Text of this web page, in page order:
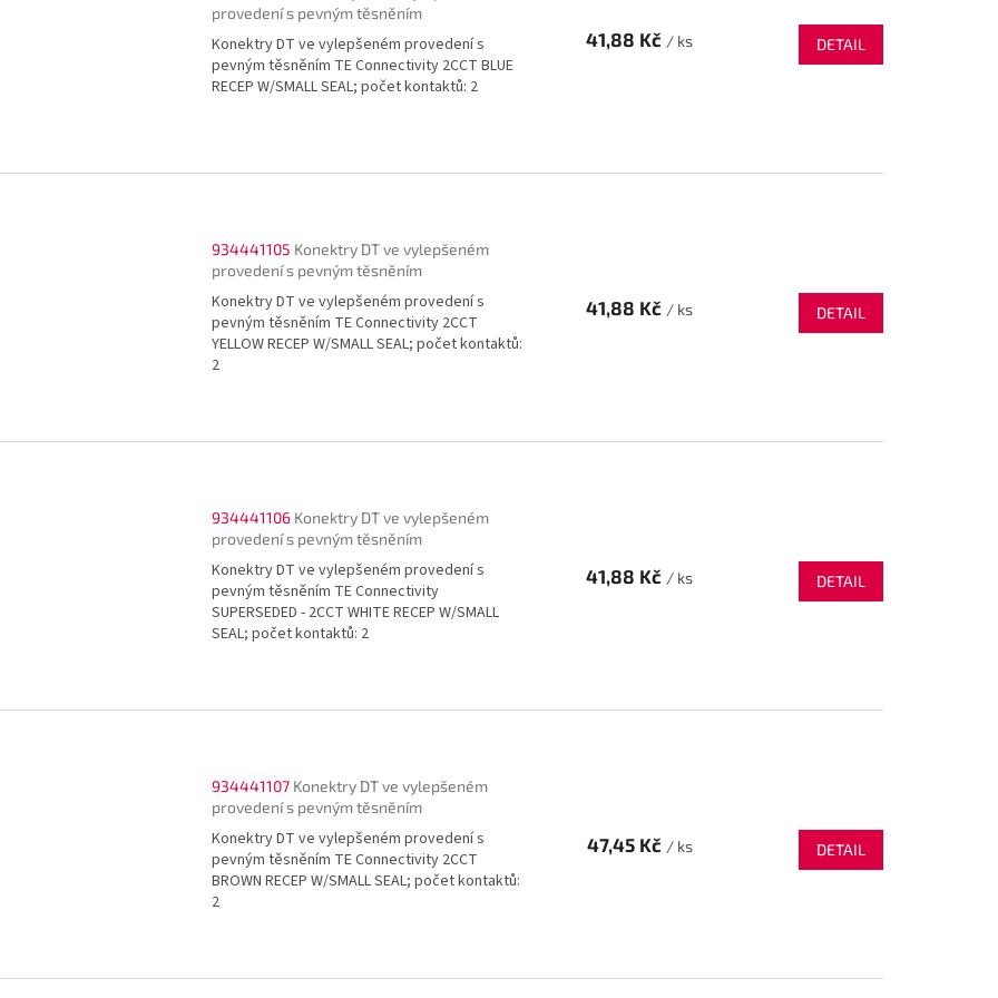
provedení s pevným těsněním
Konektry DT ve vylepšeném provedení s
pevným těsněním TE Connectivity 2CCT BLUE
RECEP W/SMALL SEAL; počet kontaktů: 2
41,88 Kč / ks DETAIL
934441105 Konektry DT ve vylepšeném
provedení s pevným těsněním
Konektry DT ve vylepšeném provedení s
pevným těsněním TE Connectivity 2CCT
YELLOW RECEP W/SMALL SEAL; počet kontaktů:
2
41,88 Kč / ks DETAIL
934441106 Konektry DT ve vylepšeném
provedení s pevným těsněním
Konektry DT ve vylepšeném provedení s
pevným těsněním TE Connectivity
SUPERSEDED - 2CCT WHITE RECEP W/SMALL
SEAL; počet kontaktů: 2
41,88 Kč / ks DETAIL
934441107 Konektry DT ve vylepšeném
provedení s pevným těsněním
Konektry DT ve vylepšeném provedení s
pevným těsněním TE Connectivity 2CCT
BROWN RECEP W/SMALL SEAL; počet kontaktů:
2
47,45 Kč / ks DETAIL